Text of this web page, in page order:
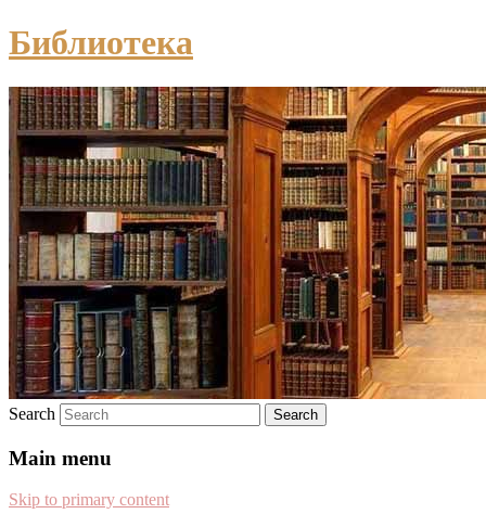
Библиотека
Search
Main menu
Skip to primary content